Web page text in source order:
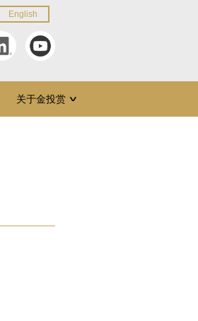
English
关于金投赏 ∨